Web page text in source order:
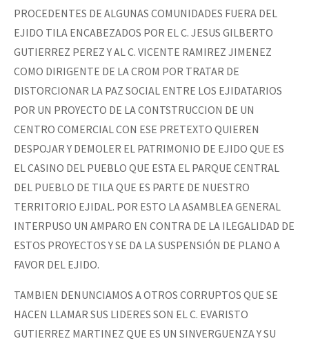
PROCEDENTES DE ALGUNAS COMUNIDADES FUERA DEL
EJIDO TILA ENCABEZADOS POR EL C. JESUS GILBERTO
GUTIERREZ PEREZ Y AL C. VICENTE RAMIREZ JIMENEZ
COMO DIRIGENTE DE LA CROM POR TRATAR DE
DISTORCIONAR LA PAZ SOCIAL ENTRE LOS EJIDATARIOS
POR UN PROYECTO DE LA CONTSTRUCCION DE UN
CENTRO COMERCIAL CON ESE PRETEXTO QUIEREN
DESPOJAR Y DEMOLER EL PATRIMONIO DE EJIDO QUE ES
EL CASINO DEL PUEBLO QUE ESTA EL PARQUE CENTRAL
DEL PUEBLO DE TILA QUE ES PARTE DE NUESTRO
TERRITORIO EJIDAL. POR ESTO LA ASAMBLEA GENERAL
INTERPUSO UN AMPARO EN CONTRA DE LA ILEGALIDAD DE
ESTOS PROYECTOS Y SE DA LA SUSPENSIÓN DE PLANO A
FAVOR DEL EJIDO.
TAMBIEN DENUNCIAMOS A OTROS CORRUPTOS QUE SE
HACEN LLAMAR SUS LIDERES SON EL C. EVARISTO
GUTIERREZ MARTINEZ QUE ES UN SINVERGUENZA Y SU